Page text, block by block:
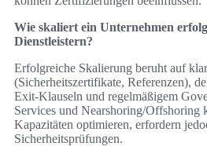
Wie skaliert ein Unternehmen
Dienstleistern?
Erfolgreiche Skalierung beruht auf
(Sicherheitszertifikate, Referenzen),
Exit‑Klauseln und regelmäßigem
Services und Nearshoring/Offshoring
Kapazitäten optimieren, erfordern
Sicherheitsprüfungen.